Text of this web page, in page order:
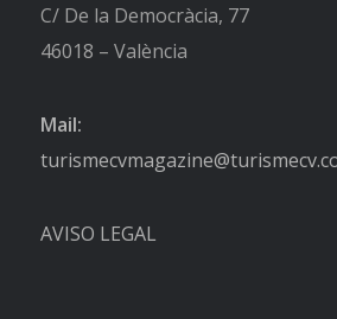
C/ De la Democràcia, 77
46018 – València
Mail:
AVISO LEGAL